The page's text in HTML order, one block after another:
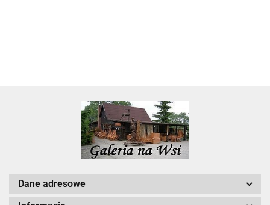
Dane adresowe